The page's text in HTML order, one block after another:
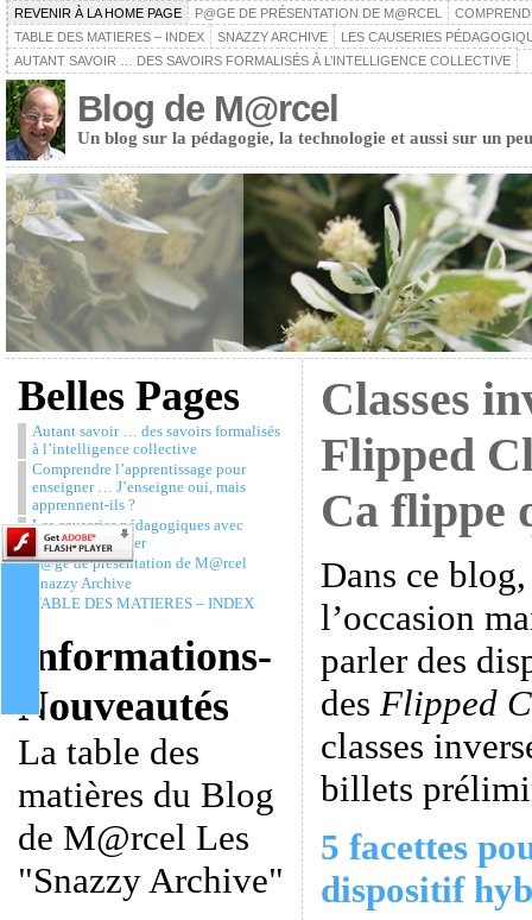
REVENIR À LA HOME PAGE P@GE DE PRÉSENTATION DE M@RCEL
TABLE DES MATIERES – INDEX
SNAZZY ARCHIVE
LES CAUSERIES
AUTANT SAVOIR … DES SAVOIRS FORMALISÉS À L’INTELLIGENCE COLLECTIVE
Blog de M@rcel
Un blog sur la pédagogie, la technologie et aussi sur un
Belles Pages
Autant savoir … des savoirs formalisés
à l’intelligence collective
Comprendre l’apprentissage pour
enseigner … J’enseigne oui, mais
apprennent-ils ?
Les causeries pédagogiques avec
Christophe Batier
P@ge de présentation de M@rcel
Snazzy Archive
TABLE DES MATIERES – INDEX
Informations-
Nouveautés
La table des
matières du Blog
de M@rcel Les
"Snazzy Archive"
Classes
Flipped
Ca flippe
Dans ce
l’occasion
parler des
des Flipped
classes
billets
5 facettes
dispositif